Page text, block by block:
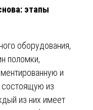
этапы
оборудования,
поломки,
и
состоящую из
из них имеет